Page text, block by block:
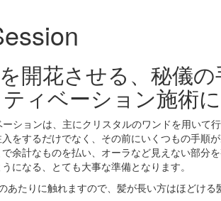
開花させる、秘儀
ィベーション施術
ションは、主にクリスタルのワンドを用いて
をするだけでなく、その前にいくつもの手順
余計なものを払い、オーラなど見えない部分
になる、とても大事な準備となります。
あたりに触れますので、髪が長い方はほどける